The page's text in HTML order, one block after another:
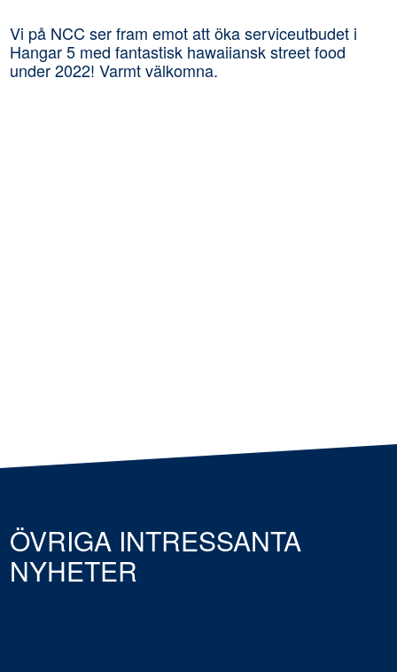
Vi på NCC ser fram emot att öka serviceutbudet i
Hangar 5 med fantastisk hawaiiansk street food
under 2022! Varmt välkomna.
ÖVRIGA INTRESSANTA
NYHETER